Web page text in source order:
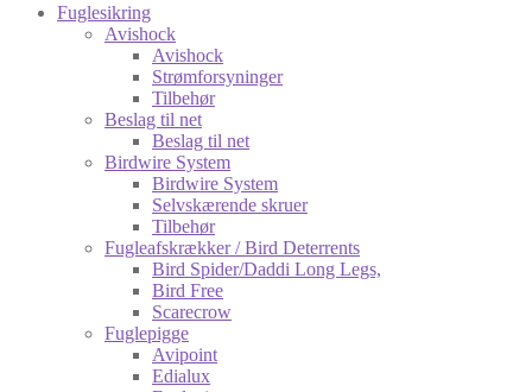
Fuglesikring
Avishock
Avishock
Strømforsyninger
Tilbehør
Beslag til net
Beslag til net
Birdwire System
Birdwire System
Selvskærende skruer
Tilbehør
Fugleafskrækker / Bird Deterrents
Bird Spider/Daddi Long Legs,
Bird Free
Scarecrow
Fuglepigge
Avipoint
Edialux